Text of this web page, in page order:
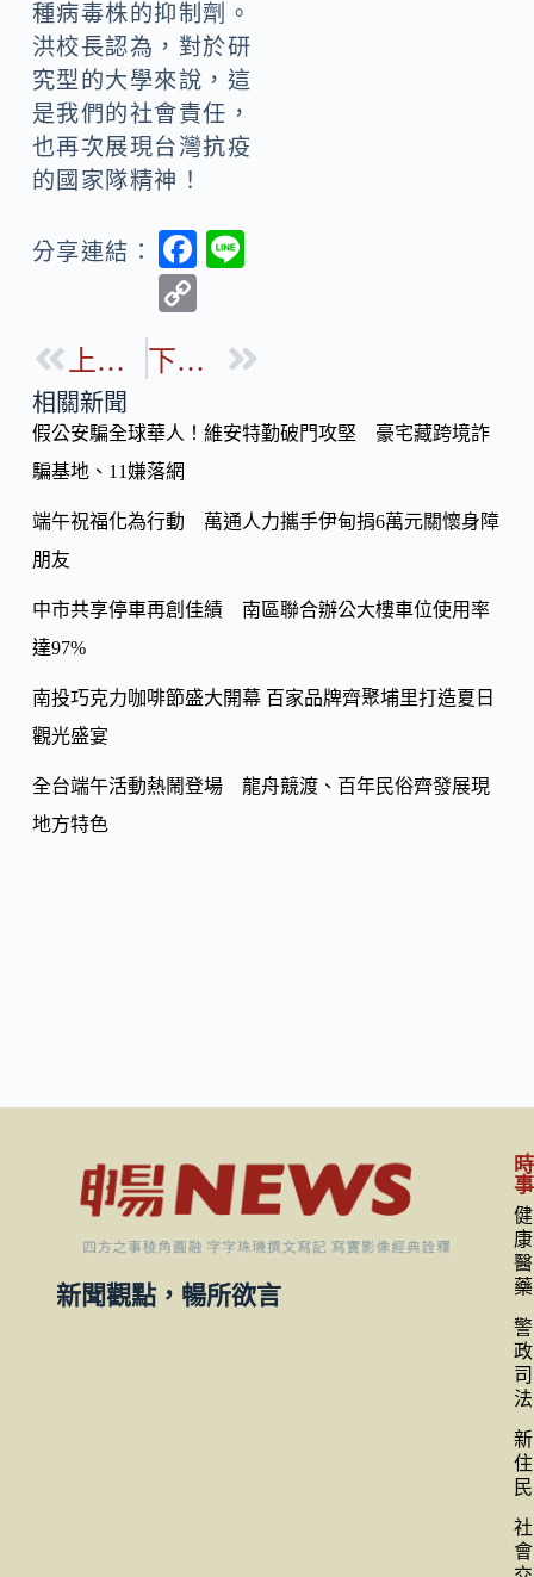
種病毒株的抑制劑。
洪校長認為，對於研
究型的大學來說，這
是我們的社會責任，
也再次展現台灣抗疫
的國家隊精神！
分享連結：
F
b
o
p
Li
k
上一篇 下一篇
相關新聞
假公安騙全球華人！維安特勤破門攻堅 豪宅藏跨境詐
騙基地、11嫌落網
端午祝福化為行動 萬通人力攜手伊甸捐6萬元關懷身障
朋友
中市共享停車再創佳績 南區聯合辦公大樓車位使用率
達97%
南投巧克力咖啡節盛大開幕 百家品牌齊聚埔里打造夏日
觀光盛宴
全台端午活動熱鬧登場 龍舟競渡、百年民俗齊發展現
地方特色
新聞觀點，暢所欲言
時
事
健
康
醫
藥
警
政
司
法
新
住
民
社
會